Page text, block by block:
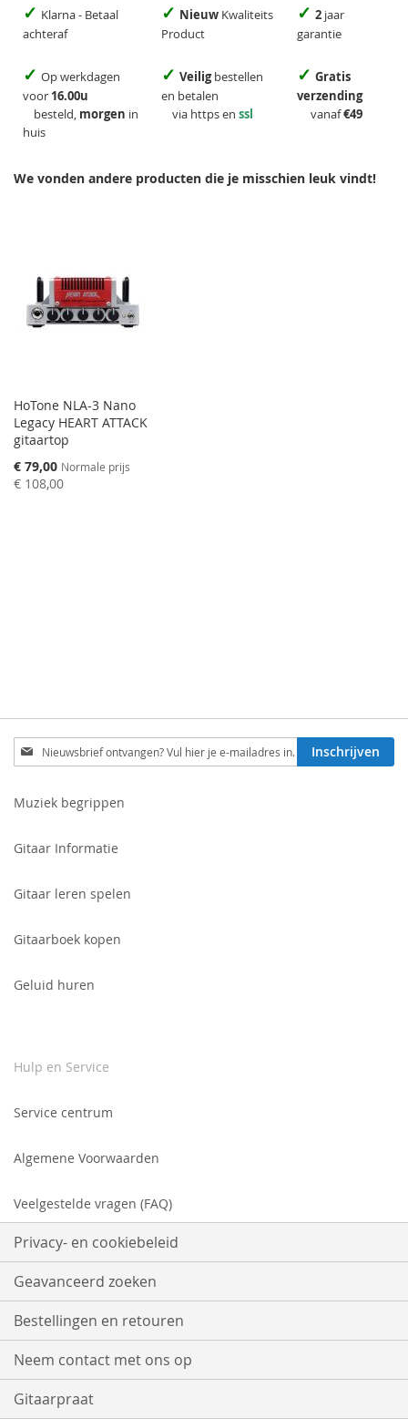
✓ Klarna - Betaal
achteraf
✓ Nieuw Kwaliteits
Product
✓ 2 jaar
garantie
✓ Op werkdagen
voor 16.00u
besteld, morgen in
huis
✓ Veiligbestellen
en betalen
via https en ssl
✓ Gratis
verzending
vanaf€49
We vonden andere producten die je misschien leuk vindt!
HoTone NLA-3 Nano
Legacy HEART ATTACK
gitaartop
Speciale
prijs
€ 79,00 Normale prijs
€ 108,00
Schrijf
je
voor
Inschrijven
Muziek begrippen
Gitaar Informatie
Gitaar leren spelen
Gitaarboek kopen
Geluid huren
Hulp en Service
Service centrum
Algemene Voorwaarden
Veelgestelde vragen (FAQ)
Privacy- en cookiebeleid
Geavanceerd zoeken
Bestellingen en retouren
Neem contact met ons op
Gitaarpraat